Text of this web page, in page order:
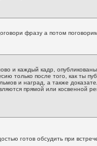
фразу а потом
и каждый кадр,
только после того, как ты
и наград, а также
прямой или косвенной
готов обсудить при